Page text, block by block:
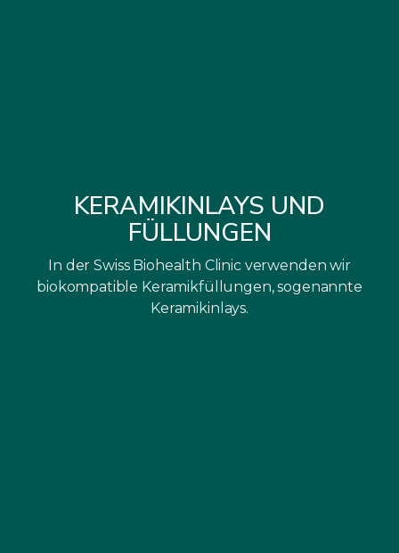
KERAMIKINLAYS UND
FÜLLUNGEN
In der Swiss Biohealth Clinic verwenden wir
biokompatible Keramikfüllungen, sogenannte
Keramikinlays.